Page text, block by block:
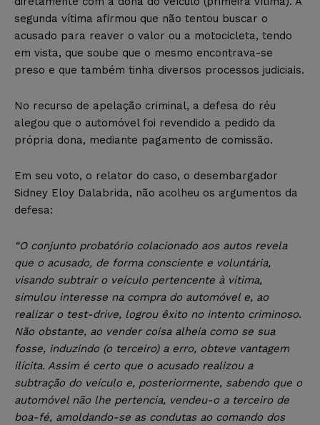
segunda vítima afirmou que não tentou buscar o
acusado para reaver o valor ou a motocicleta, tendo
em vista, que soube que o mesmo encontrava-se
preso e que também tinha diversos processos judiciais.
No recurso de apelação criminal, a defesa do réu
alegou que o automóvel foi revendido a pedido da
própria dona, mediante pagamento de comissão.
Em seu voto, o relator do caso, o desembargador
Sidney Eloy Dalabrida, não acolheu os argumentos da
defesa:
“O conjunto probatório colacionado aos autos revela
que o acusado, de forma consciente e voluntária,
visando subtrair o veículo pertencente à vítima,
simulou interesse na compra do automóvel e, ao
realizar o test-drive, logrou êxito no intento criminoso.
Não obstante, ao vender coisa alheia como se sua
fosse, induzindo (o terceiro) a erro, obteve vantagem
ilícita. Assim é certo que o acusado realizou a
subtração do veículo e, posteriormente, sabendo que o
automóvel não lhe pertencia, vendeu-o a terceiro de
boa-fé, amoldando-se as condutas ao comando dos